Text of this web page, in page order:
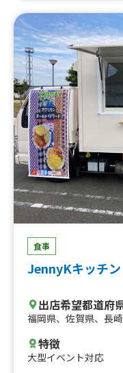
ョコレートソース付
ー （HOT/ICE)、ホ
ュマロ付き、大学芋
度焼き芋 銘柄:大分県
いもの故郷メキシコ
き芋、炭火焼き芋ブ
き芋 銘柄:鹿児島県
食事
JennyKキッチン
出店希望都道府
福岡県、 佐賀県、 長
特徴
大型イベント対応